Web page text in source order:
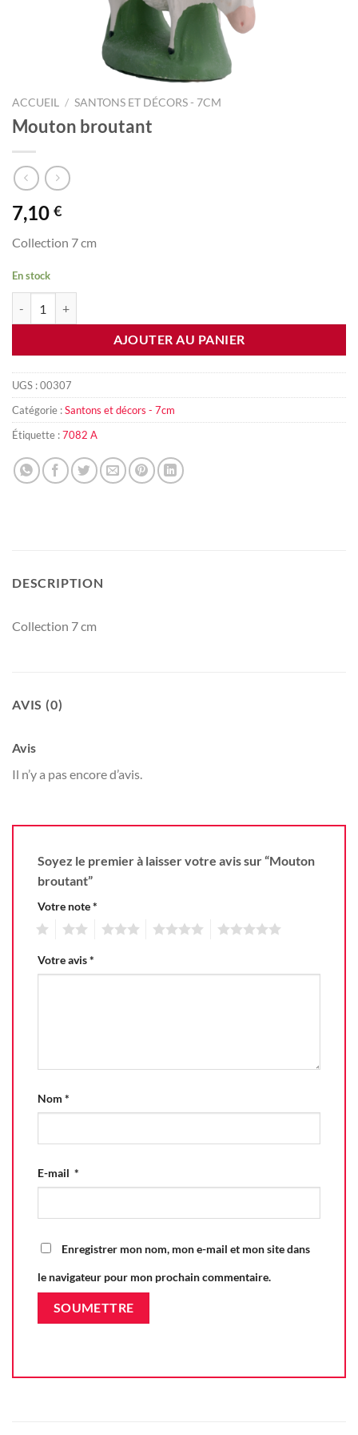
ACCUEIL / SANTONS ET DÉCORS - 7CM
Mouton broutant
7,10 €
Collection 7 cm
En stock
AJOUTER AU PANIER
UGS :00307
Catégorie :Santons et décors - 7cm
Étiquette :7082 A
DESCRIPTION
Collection 7 cm
AVIS (0)
Avis
Il n’y a pas encore d’avis.
Soyez le premier à laisser votre avis sur “Mouton
broutant”
Votre note*
Votre avis*
Nom *
E-mail *
Enregistrer mon nom, mon e-mail et mon site dans
le navigateur pour mon prochain commentaire.